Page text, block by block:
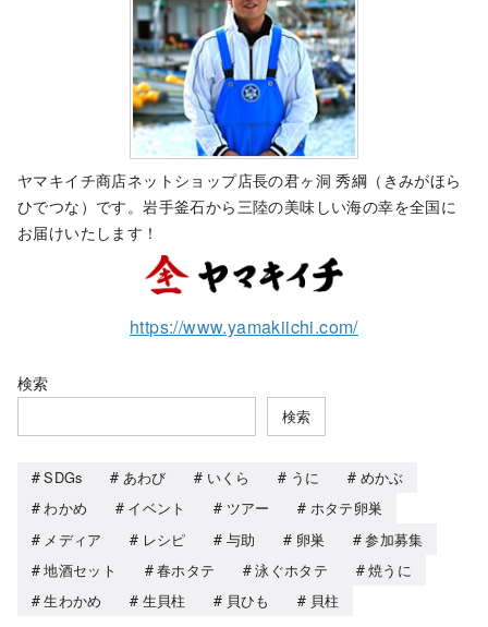
ヤマキイチ商店ネットショップ店長の君ヶ洞 秀綱（きみがほら
ひでつな）です。岩手釜石から三陸の美味しい海の幸を全国に
お届けいたします！
https://www.yamakiichi.com/
検索
検索
SDGs あわび いくら うに
めかぶ
わかめ
イベント ツアー
ホタテ卵巣
メディア
レシピ 与助 卵巣
参加募集
地酒セット
春ホタテ 泳ぐホタテ
焼うに
生わかめ
生貝柱 貝ひも 貝柱